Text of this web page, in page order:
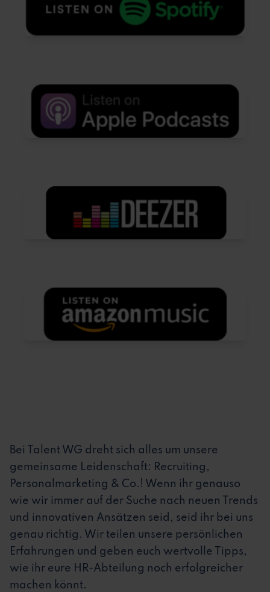
Bei Talent WG dreht sich alles um unsere
gemeinsame Leidenschaft: Recruiting,
Personalmarketing & Co.! Wenn ihr genauso
wie wir immer auf der Suche nach neuen Trends
und innovativen Ansätzen seid, seid ihr bei uns
genau richtig. Wir teilen unsere persönlichen
Erfahrungen und geben euch wertvolle Tipps,
wie ihr eure HR-Abteilung noch erfolgreicher
machen könnt.